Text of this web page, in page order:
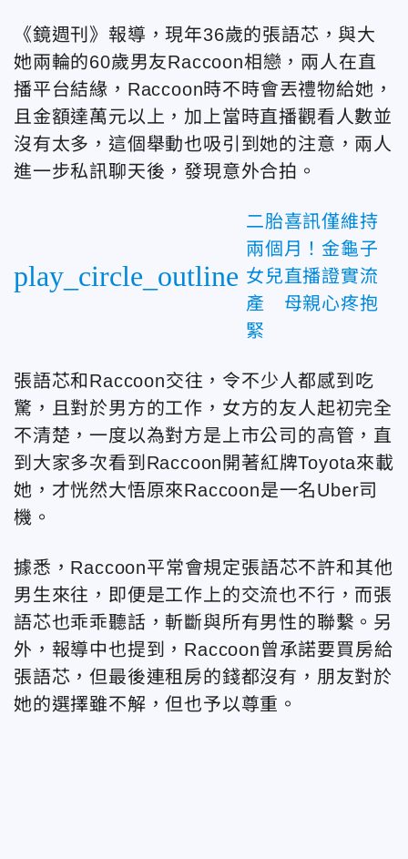
《鏡週刊》報導，現年36歲的張語芯，與大
她兩輪的60歲男友Raccoon相戀，兩人在直
播平台結緣，Raccoon時不時會丟禮物給她，
且金額達萬元以上，加上當時直播觀看人數並
沒有太多，這個舉動也吸引到她的注意，兩人
進一步私訊聊天後，發現意外合拍。
play_circle_outline
二胎喜訊僅維持
兩個月！金龜子
女兒直播證實流
產 母親心疼抱
緊
張語芯和Raccoon交往，令不少人都感到吃
驚，且對於男方的工作，女方的友人起初完全
不清楚，一度以為對方是上市公司的高管，直
到大家多次看到Raccoon開著紅牌Toyota來載
她，才恍然大悟原來Raccoon是一名Uber司
機。
據悉，Raccoon平常會規定張語芯不許和其他
男生來往，即便是工作上的交流也不行，而張
語芯也乖乖聽話，斬斷與所有男性的聯繫。另
外，報導中也提到，Raccoon曾承諾要買房給
張語芯，但最後連租房的錢都沒有，朋友對於
她的選擇雖不解，但也予以尊重。